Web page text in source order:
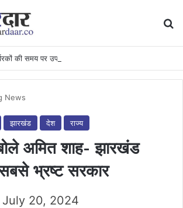
News
झारखंड देश राज्य
अमित शाह- झारखंड
सबसे भ्रष्ट सरकार
July 20, 2024